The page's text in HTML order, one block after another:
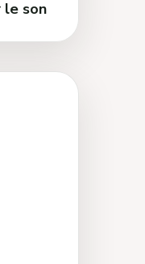
le son